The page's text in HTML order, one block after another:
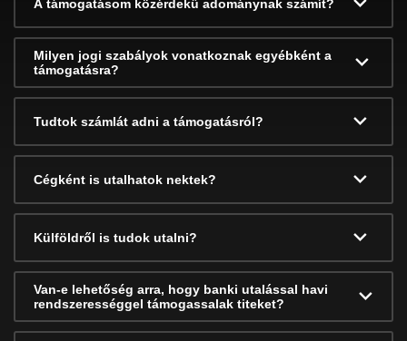
A támogatásom közérdekű adománynak számít?
Milyen jogi szabályok vonatkoznak egyébként a
támogatásra?
Tudtok számlát adni a támogatásról?
Cégként is utalhatok nektek?
Külföldről is tudok utalni?
Van-e lehetőség arra, hogy banki utalással havi
rendszerességgel támogassalak titeket?